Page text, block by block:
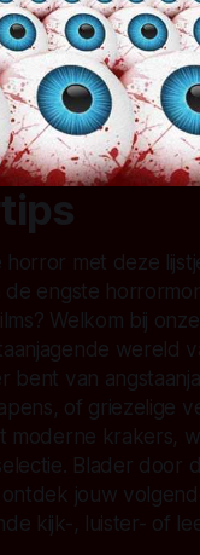
met deze
de engste
Welkom bij
wereld
bent van
of griezelige
moderne krakers,
Blader door
jouw
kijk-, luister- of